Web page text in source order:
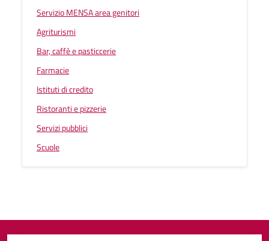
Servizio MENSA area genitori
Agriturismi
Bar, caffè e pasticcerie
Farmacie
Istituti di credito
Ristoranti e pizzerie
Servizi pubblici
Scuole